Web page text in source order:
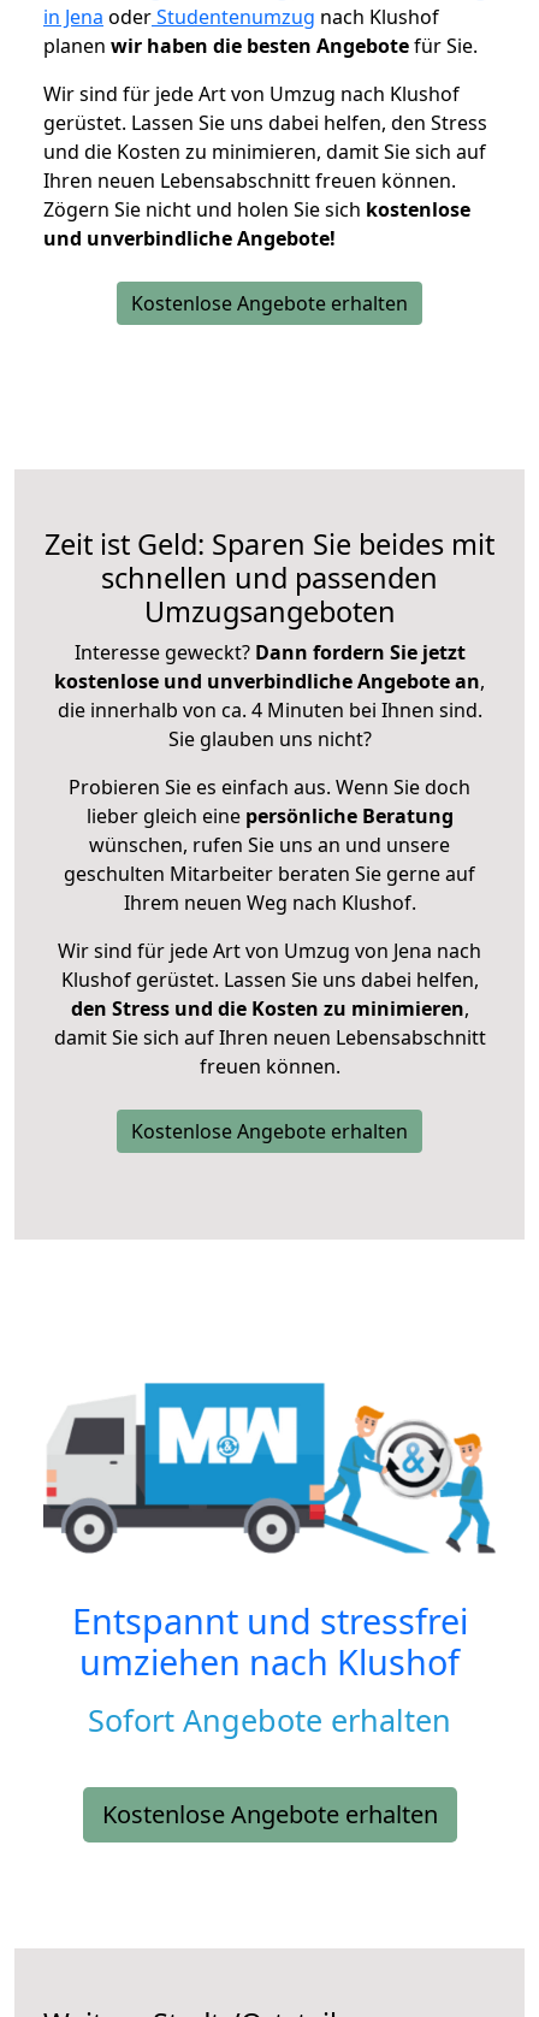
in Jena oderStudentenumzug nach Klushof
planen wir haben die besten Angebotefür Sie.
Wir sind für jede Art von Umzug nach Klushof
gerüstet. Lassen Sie uns dabei helfen, den Stress
und die Kosten zu minimieren, damit Sie sich auf
Ihren neuen Lebensabschnitt freuen können.
Zögern Sie nicht und holen Sie sich kostenlose
und unverbindliche Angebote!
Kostenlose Angebote erhalten
Zeit ist Geld: Sparen Sie beides mit
schnellen und passenden
Umzugsangeboten
Interesse geweckt? Dann fordern Sie jetzt
kostenlose und unverbindliche Angebote an,
die innerhalb von ca. 4 Minuten bei Ihnen sind.
Sie glauben uns nicht?
Probieren Sie es einfach aus. Wenn Sie doch
lieber gleich eine persönliche Beratung
wünschen, rufen Sie uns an und unsere
geschulten Mitarbeiter beraten Sie gerne auf
Ihrem neuen Weg nach Klushof.
Wir sind für jede Art von Umzug von Jena nach
Klushof gerüstet. Lassen Sie uns dabei helfen,
den Stress und die Kosten zu minimieren,
damit Sie sich auf Ihren neuen Lebensabschnitt
freuen können.
Kostenlose Angebote erhalten
Entspannt und stressfrei
umziehen nach Klushof
Sofort Angebote erhalten
Kostenlose Angebote erhalten